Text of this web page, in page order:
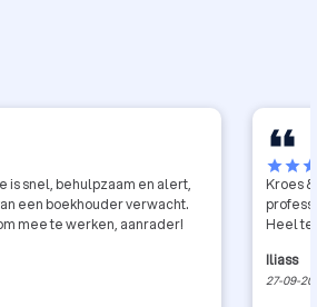
is snel, behulpzaam en alert,
een boekhouder verwacht.
mee te werken, aanrader!
starstar
Kroes
Heel
Iliass
27-09-